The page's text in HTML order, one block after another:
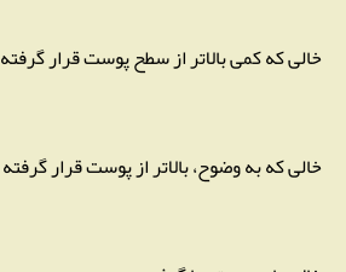
خالی که کمی بالاتر از سطح پوست قرار گرفته
خالی که به وضوح، بالاتر از پوست قرار گرفته